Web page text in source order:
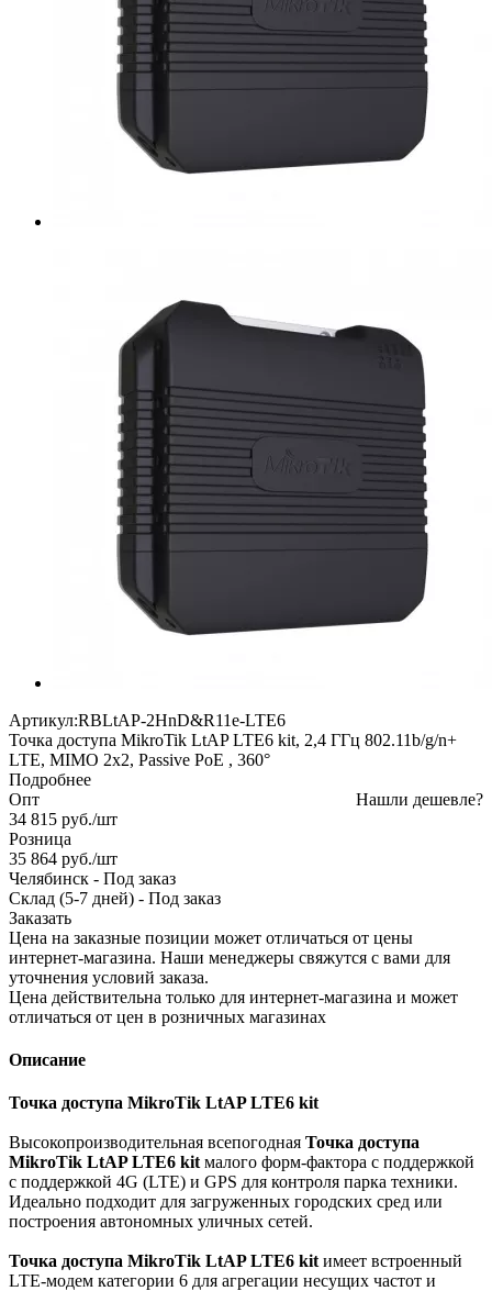
Артикул:RBLtAP-2HnD&R11e-LTE6
Точка доступа MikroTik LtAP LTE6 kit, 2,4 ГГц 802.11b/g/n+
LTE, MIMO 2x2, Passive PoE , 360°
Подробнее
Нашли дешевле?
Опт
34 815 руб./шт
Розница
35 864 руб./шт
Челябинск - Под заказ
Склад (5-7 дней) - Под заказ
Заказать
Цена на заказные позиции может отличаться от цены
интернет-магазина. Наши менеджеры свяжутся с вами для
уточнения условий заказа.
Цена действительна только для интернет-магазина и может
отличаться от цен в розничных магазинах
Описание
Точка доступа MikroTik LtAP LTE6 kit
Высокопроизводительная всепогодная Точка доступа
MikroTik LtAP LTE6 kit малого форм-фактора с поддержкой
с поддержкой 4G (LTE) и GPS для контроля парка техники.
Идеально подходит для загруженных городских сред или
построения автономных уличных сетей.
Точка доступа MikroTik LtAP LTE6 kit имеет встроенный
LTE-модем категории 6 для агрегации несущих частот и